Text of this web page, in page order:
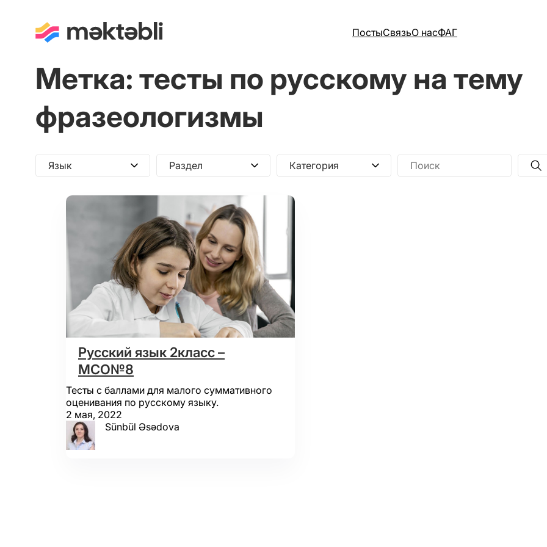
ПостыСвязьО насФАГ
Метка: тесты по русскому на тему
фразеологизмы
Русский язык 2класс –
МСО№8
Тесты с баллами для малого суммативного
оценивания по русскому языку.
2 мая, 2022
Sünbül Əsədova